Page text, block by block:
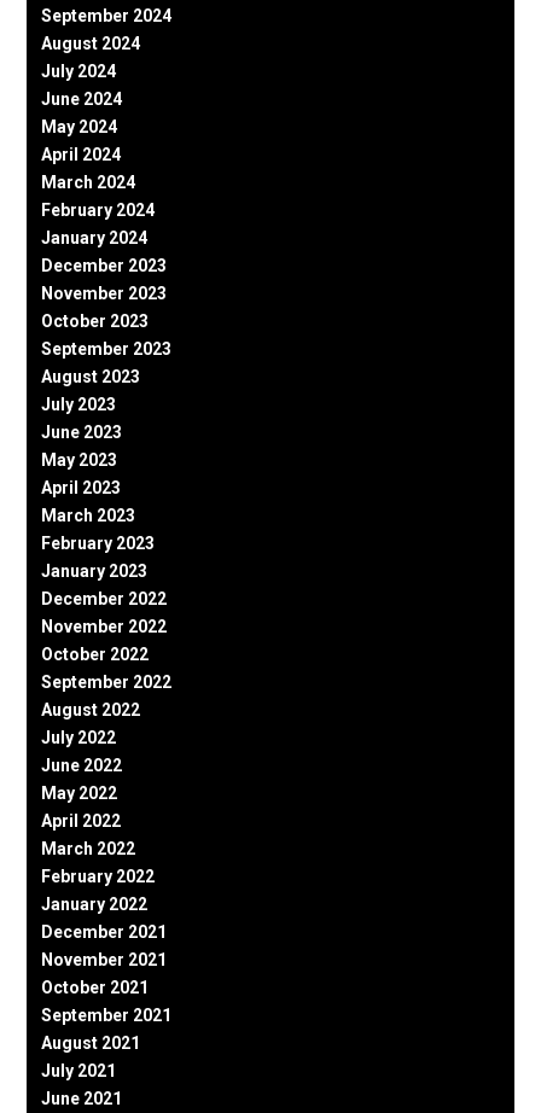
September 2024
August 2024
July 2024
June 2024
May 2024
April 2024
March 2024
February 2024
January 2024
December 2023
November 2023
October 2023
September 2023
August 2023
July 2023
June 2023
May 2023
April 2023
March 2023
February 2023
January 2023
December 2022
November 2022
October 2022
September 2022
August 2022
July 2022
June 2022
May 2022
April 2022
March 2022
February 2022
January 2022
December 2021
November 2021
October 2021
September 2021
August 2021
July 2021
June 2021